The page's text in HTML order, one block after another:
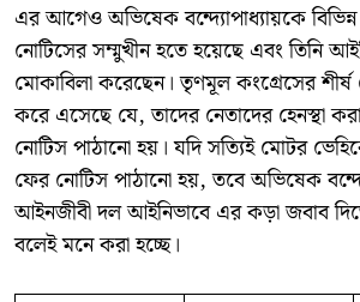
​এর আগেও অভিষেক বন্দ্যোপাধ্যায়কে বিভিন্ন
নোটিসের সম্মুখীন হতে হয়েছে এবং তিনি
মোকাবিলা করেছেন। তৃণমূল কংগ্রেসের শীর্ষ
করে এসেছে যে, তাদের নেতাদের হেনস্থা
নোটিস পাঠানো হয়। যদি সত্যিই মোটর
ফের নোটিস পাঠানো হয়, তবে অভিষেক
আইনজীবী দল আইনিভাবে এর কড়া জবাব
বলেই মনে করা হচ্ছে।